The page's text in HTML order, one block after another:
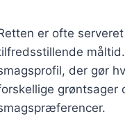
er ofte
der gør
grøntsager